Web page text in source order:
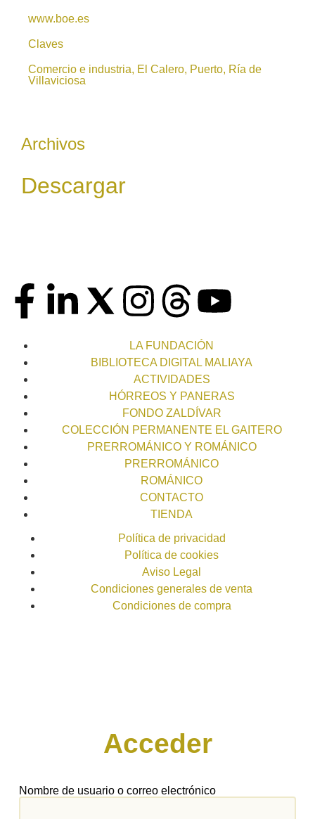
www.boe.es
Claves
Comercio e industria, El Calero, Puerto, Ría de
Villaviciosa
Archivos
Descargar
LA FUNDACIÓN
BIBLIOTECA DIGITAL MALIAYA
ACTIVIDADES
HÓRREOS Y PANERAS
FONDO ZALDÍVAR
COLECCIÓN PERMANENTE EL GAITERO
PRERROMÁNICO Y ROMÁNICO
PRERROMÁNICO
ROMÁNICO
CONTACTO
TIENDA
Política de privacidad
Política de cookies
Aviso Legal
Condiciones generales de venta
Condiciones de compra
Acceder
Nombre de usuario o correo electrónico